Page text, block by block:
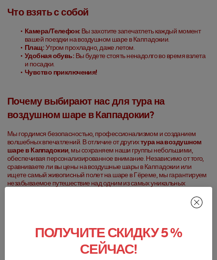
Что взять с собой
Камера/Телефон: Вы захотите запечатлеть каждый момент
вашей поездки на воздушном шаре в Каппадокии.
Плащ: Утром прохладно, даже летом.
Удобная обувь: Вы будете стоять ненадолго во время взлета
и посадки.
Чувство приключения!
Почему выбирают нас для тура на
воздушном шаре в Каппадокии?
Мы гордимся безопасностью, профессионализмом и созданием
волшебных впечатлений. В отличие от других тура на воздушном
шаре в Каппадокии, мы сохраняем наши группы небольшими,
обеспечивая персонализированное внимание. Независимо от того,
сравниваете ли вы цены на воздушные шары в Каппадокии или
ищете самый живописный полет на шаре в Гёреме, мы гарантируем
незабываемое путешествие над одним из самых уникальных
Готовы забронировать ваше приключение на воздушном шаре
ПОЛУЧИТЕ СКИДКУ 5 %
СЕЙЧАС!